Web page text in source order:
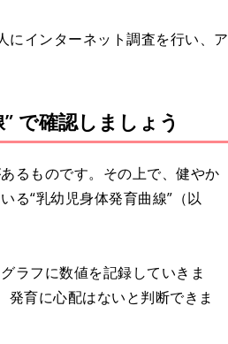
にインターネット調査を行い、ア
で確認しましょう
るものです。その上で、健やか
る“乳幼児身体発育曲線”（以
ラフに数値を記録していきま
育に心配はないと判断できま